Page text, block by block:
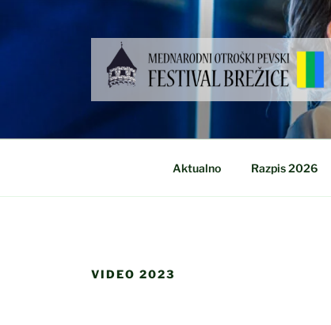
Aktualno Razpis 2026
VIDEO 2023